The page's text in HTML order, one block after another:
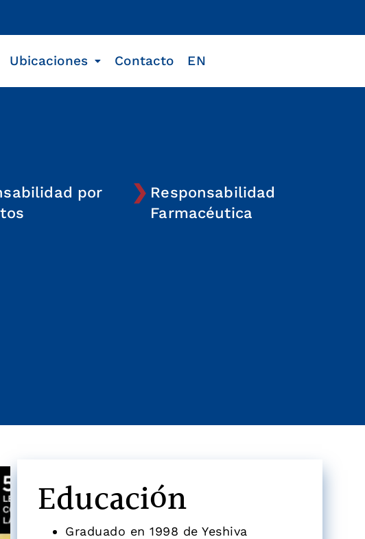
Ubicaciones Contacto EN
por
Responsabilidad
Farmacéutica
Educación
Graduado en 1998 de Yeshiva